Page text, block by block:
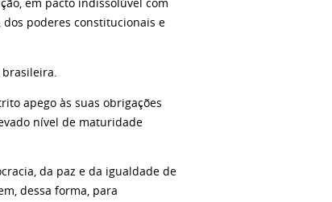
em pacto indissolúvel com
poderes constitucionais e
brasileira.
apego às suas obrigações
nível de maturidade
da paz e da igualdade de
dessa forma, para